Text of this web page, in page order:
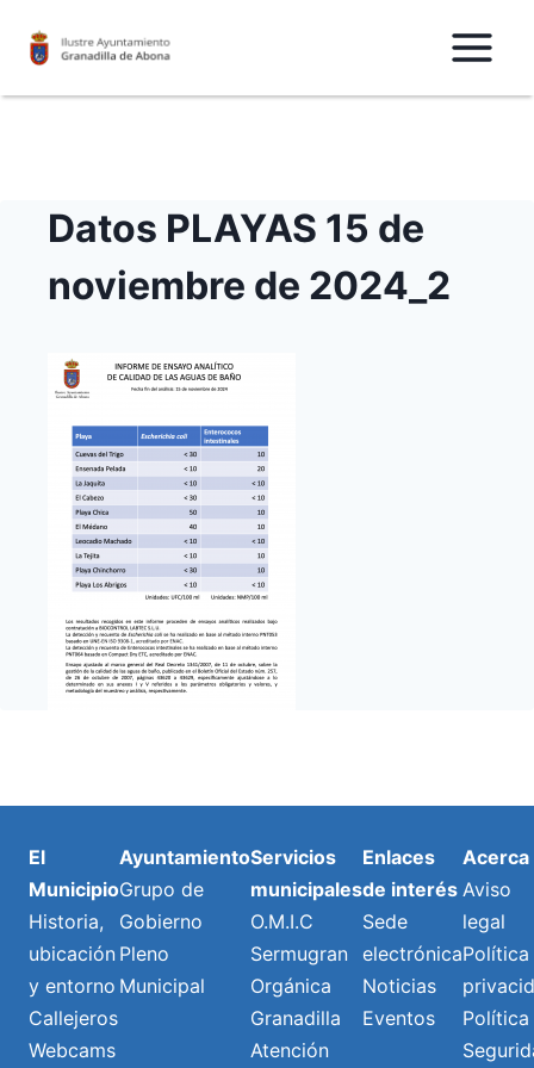
Datos PLAYAS 15 de
noviembre de 2024_2
El
Municipio
Historia,
ubicación
y entorno
Callejeros
Webcams
Ayuntamiento
Grupo de
Gobierno
Pleno
Municipal
Servicios
municipales
O.M.I.C
Sermugran
Orgánica
Granadilla
Atención
Enlaces
de interés
Sede
electrónica
Noticias
Eventos
Acerca
Aviso
legal
Política
Política